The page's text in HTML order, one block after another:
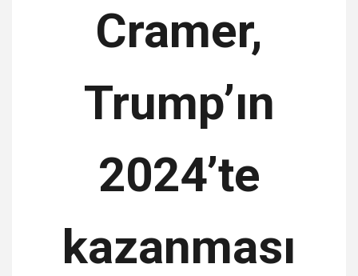
Cramer,
Trump’ın
2024’te
kazanması